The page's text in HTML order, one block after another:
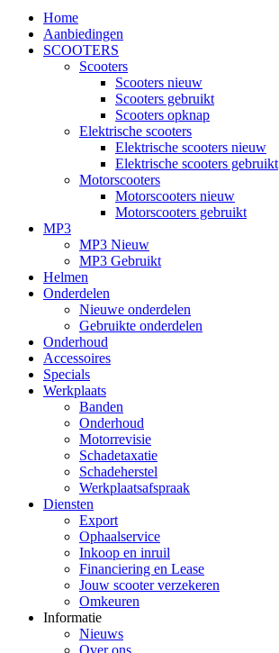
Home
Aanbiedingen
SCOOTERS
Scooters
Scooters nieuw
Scooters gebruikt
Scooters opknap
Elektrische scooters
Elektrische scooters nieuw
Elektrische scooters gebruikt
Motorscooters
Motorscooters nieuw
Motorscooters gebruikt
MP3
MP3 Nieuw
MP3 Gebruikt
Helmen
Onderdelen
Nieuwe onderdelen
Gebruikte onderdelen
Onderhoud
Accessoires
Specials
Werkplaats
Banden
Onderhoud
Motorrevisie
Schadetaxatie
Schadeherstel
Werkplaatsafspraak
Diensten
Export
Ophaalservice
Inkoop en inruil
Financiering en Lease
Jouw scooter verzekeren
Omkeuren
Informatie
Nieuws
Over ons